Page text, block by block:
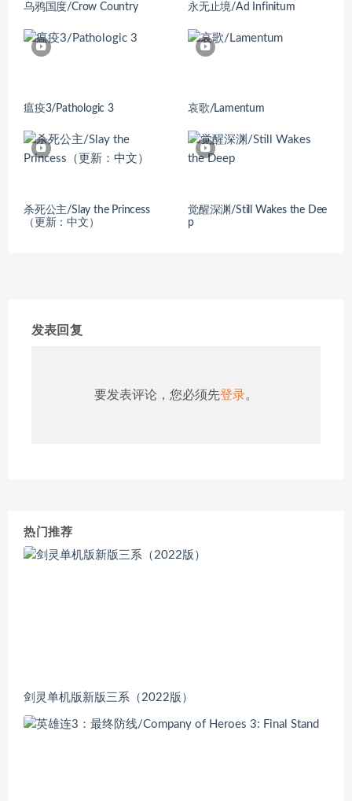
乌鸦国度/Crow Country 永无止境/Ad Infinitum
瘟疫3/Pathologic 3 哀歌/Lamentum
杀死公主/Slay the Princess
（更新：中文）
觉醒深渊/Still Wakes the Dee
p
发表回复
要发表评论，您必须先登录。
热门推荐
剑灵单机版新版三系（2022版）